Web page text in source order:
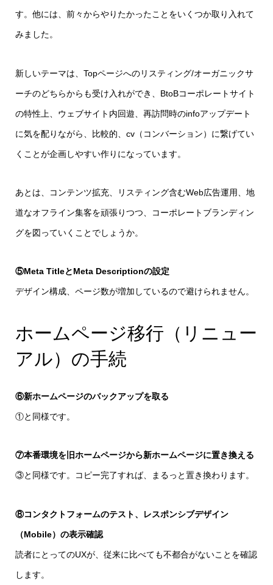
す。他には、前々からやりたかったことをいくつか取り入れて
みました。
新しいテーマは、Topページへのリスティング/オーガニックサ
ーチのどちらからも受け入れができ、BtoBコーポレートサイト
の特性上、ウェブサイト内回遊、再訪問時のinfoアップデート
に気を配りながら、比較的、cv（コンバーション）に繋げてい
くことが企画しやすい作りになっています。
あとは、コンテンツ拡充、リスティング含むWeb広告運用、地
道なオフライン集客を頑張りつつ、コーポレートブランディン
グを図っていくことでしょうか。
⑤Meta TitleとMeta Descriptionの設定
デザイン構成、ページ数が増加しているので避けられません。
ホームページ移行（リニュー
アル）の手続
⑥新ホームページのバックアップを取る
①と同様です。
⑦本番環境を旧ホームページから新ホームページに置き換える
③と同様です。コピー完了すれば、まるっと置き換わります。
⑧コンタクトフォームのテスト、レスポンシブデザイン
（Mobile）の表示確認
読者にとってのUXが、従来に比べても不都合がないことを確認
します。